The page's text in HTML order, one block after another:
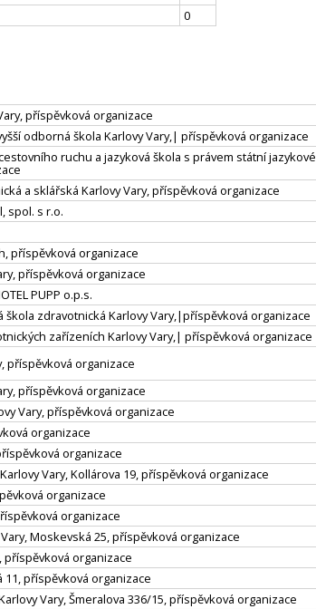
0
příspěvková organizace
odborná škola Karlovy Vary,| příspěvková organizace
ruchu a jazyková škola s právem státní jazykové
a sklářská Karlovy Vary, příspěvková organizace
spol. s r.o.
příspěvková organizace
příspěvková organizace
PUPP o.p.s.
zdravotnická Karlovy Vary,|příspěvková organizace
zařízeních Karlovy Vary,| příspěvková organizace
příspěvková organizace
příspěvková organizace
Vary, příspěvková organizace
organizace
organizace
Vary, Kollárova 19, příspěvková organizace
organizace
organizace
Moskevská 25, příspěvková organizace
příspěvková organizace
příspěvková organizace
Vary, Šmeralova 336/15, příspěvková organizace